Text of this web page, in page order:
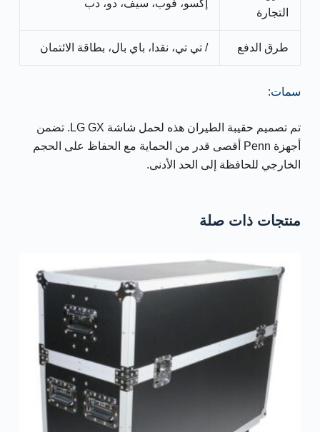
التجارة
إكسو، فوب، سيف، دو، دب
طرق الدفع / تي تي، نقدا، باي بال، بطاقة الائتمان
سمات:
تم تصميم حقيبة الطيران هذه لحمل شاشة LG GX. تضمن
أجهزة Penn أقصى قدر من الحماية مع الحفاظ على الحجم
الخارجي للحافظة إلى الحد الأدنى.
منتجات ذات صلة